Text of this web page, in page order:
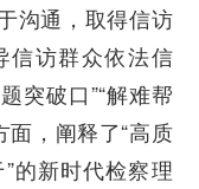
沟通，取得信访
信访群众依法信
突破口”“解难帮
面，阐释了“高质
的新时代检察理